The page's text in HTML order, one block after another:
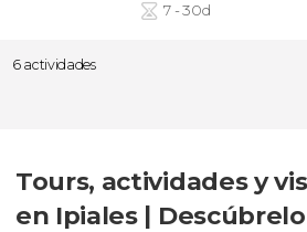
7 - 30d
6 actividades
Tours, actividades y
en Ipiales | Descúbrelo